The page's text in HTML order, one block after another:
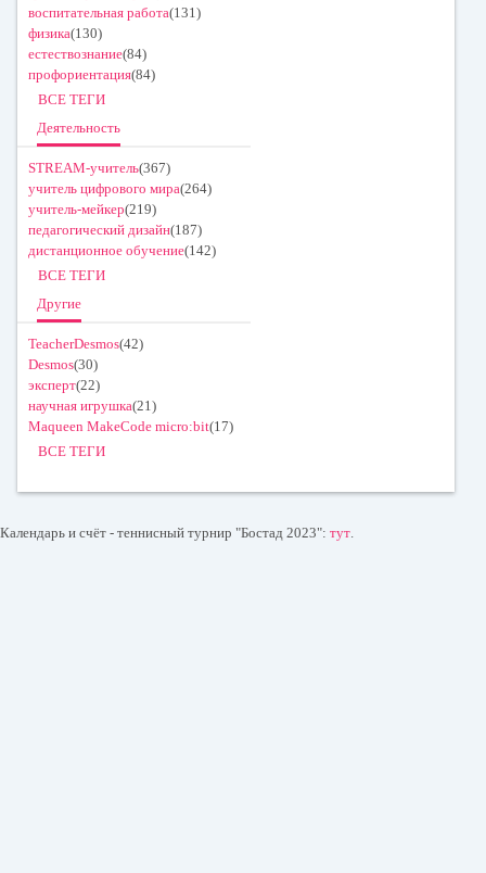
воспитательная работа(131)
физика(130)
естествознание(84)
профориентация(84)
ВСЕ ТЕГИ
Деятельность
STREAM-учитель(367)
учитель цифрового мира(264)
учитель-мейкер(219)
педагогический дизайн(187)
дистанционное обучение(142)
ВСЕ ТЕГИ
Другие
TeacherDesmos(42)
Desmos(30)
эксперт(22)
научная игрушка(21)
Maqueen MakeCode micro:bit(17)
ВСЕ ТЕГИ
Календарь и счёт - теннисный турнир "Бостад 2023": тут